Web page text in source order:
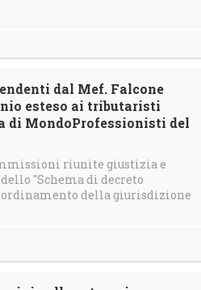
dal Mef. Falcone
esteso ai tributaristi
di MondoProfessionisti del
riunite giustizia e
"Schema di decreto
della giurisdizione